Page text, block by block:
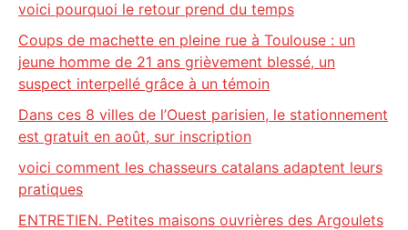
voici pourquoi le retour prend du temps
Coups de machette en pleine rue à Toulouse : un
jeune homme de 21 ans grièvement blessé, un
suspect interpellé grâce à un témoin
Dans ces 8 villes de l’Ouest parisien, le stationnement
est gratuit en août, sur inscription
voici comment les chasseurs catalans adaptent leurs
pratiques
ENTRETIEN. Petites maisons ouvrières des Argoulets